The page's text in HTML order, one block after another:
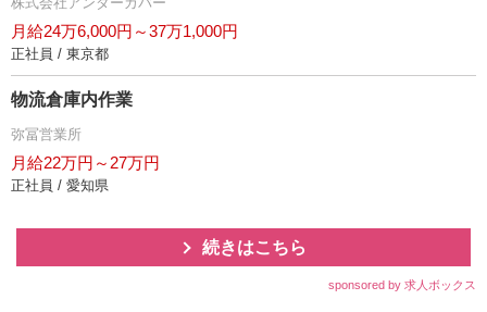
月給24万6,000円～37万1,000円
正社員 / 東京都
物流倉庫内作業
弥冨営業所
月給22万円～27万円
正社員 / 愛知県
続きはこちら
sponsored by 求人ボックス